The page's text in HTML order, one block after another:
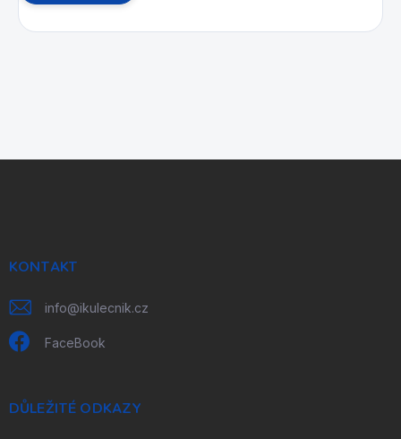
KONTAKT
info@ikulecnik.cz
FaceBook
DŮLEŽITÉ ODKAZY